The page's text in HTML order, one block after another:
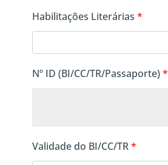
Habilitações Literárias *
Nº ID (BI/CC/TR/Passaporte)*
Validade do BI/CC/TR*